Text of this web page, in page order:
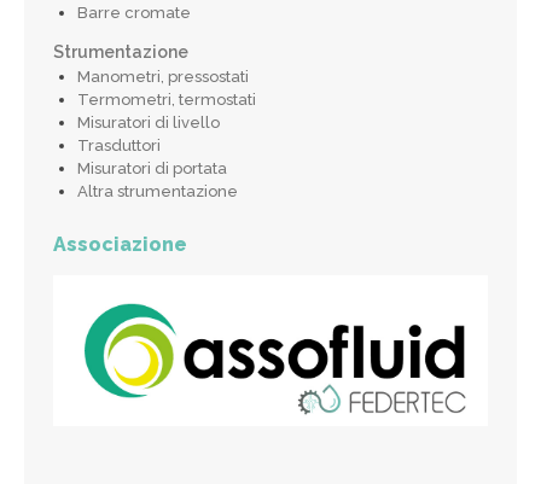
Barre cromate
Strumentazione
Manometri, pressostati
Termometri, termostati
Misuratori di livello
Trasduttori
Misuratori di portata
Altra strumentazione
Associazione